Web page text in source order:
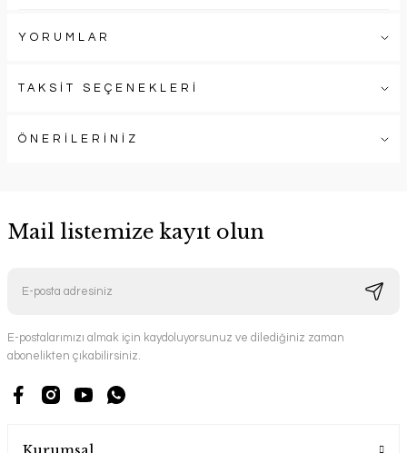
YORUMLAR
TAKSİT SEÇENEKLERİ
ÖNERİLERİNİZ
Mail listemize kayıt olun
E-postalarımızı almak için kaydoluyorsunuz ve dilediğiniz zaman
abonelikten çıkabilirsiniz.